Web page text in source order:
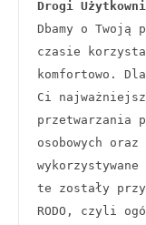
Drogi
Dbamy o Twoją
czasie
komfortowo.
Ci
przetwarzania
osobowych
te zostały
RODO, czyli